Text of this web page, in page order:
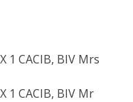
1 CACIB, BIV Mrs
1 CACIB, BIV Mr